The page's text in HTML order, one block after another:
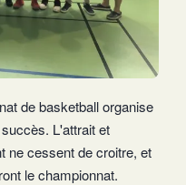
de basketball organise
L'attrait et
ne cessent de croitre, et
le championnat.